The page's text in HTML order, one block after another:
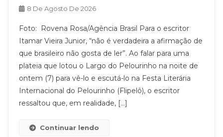
8 De Agosto De 2026
Foto: Rovena Rosa/Agência Brasil Para o escritor
Itamar Vieira Junior, “não é verdadeira a afirmação de
que brasileiro não gosta de ler”. Ao falar para uma
plateia que lotou o Largo do Pelourinho na noite de
ontem (7) para vê-lo e escutá-lo na Festa Literária
Internacional do Pelourinho (Flipelô), o escritor
ressaltou que, em realidade, […]
Continuar lendo